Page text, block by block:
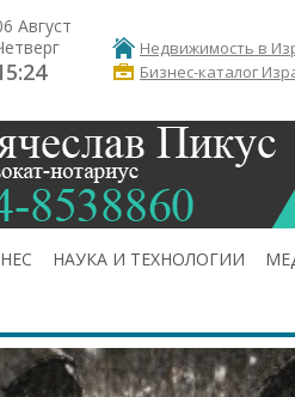
Август
Недвижимость в
Бизнес-каталог
НАУКА И ТЕХНОЛОГИИ